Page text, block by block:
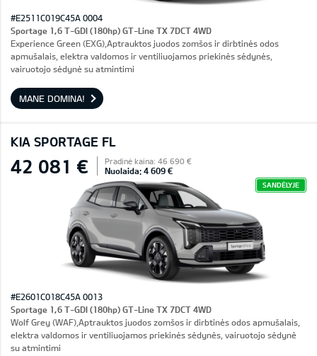
#E2511C019C45A 0004
Sportage 1,6 T-GDI (180hp) GT-Line TX 7DCT 4WD
Experience Green (EXG),Aptrauktos juodos zomšos ir dirbtinės odos
apmušalais, elektra valdomos ir ventiliuojamos priekinės sėdynės,
vairuotojo sėdynė su atmintimi
MANE DOMINA!
KIA SPORTAGE FL
42 081 € Pradinė kaina: 46 690 €
Nuolaida: 4 609 €
SANDĖLYJE
#E2601C018C45A 0013
Sportage 1,6 T-GDI (180hp) GT-Line TX 7DCT 4WD
Wolf Grey (WAF),Aptrauktos juodos zomšos ir dirbtinės odos apmušalais,
elektra valdomos ir ventiliuojamos priekinės sėdynės, vairuotojo sėdynė
su atmintimi